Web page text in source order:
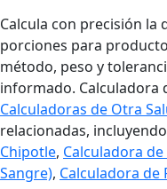
Calcula con precisión la
porciones para
método, peso y
informado. Calculadora
Calculadoras de Otra
relacionadas, incluyendo
Chipotle, Calculadora
Sangre), Calculadora de